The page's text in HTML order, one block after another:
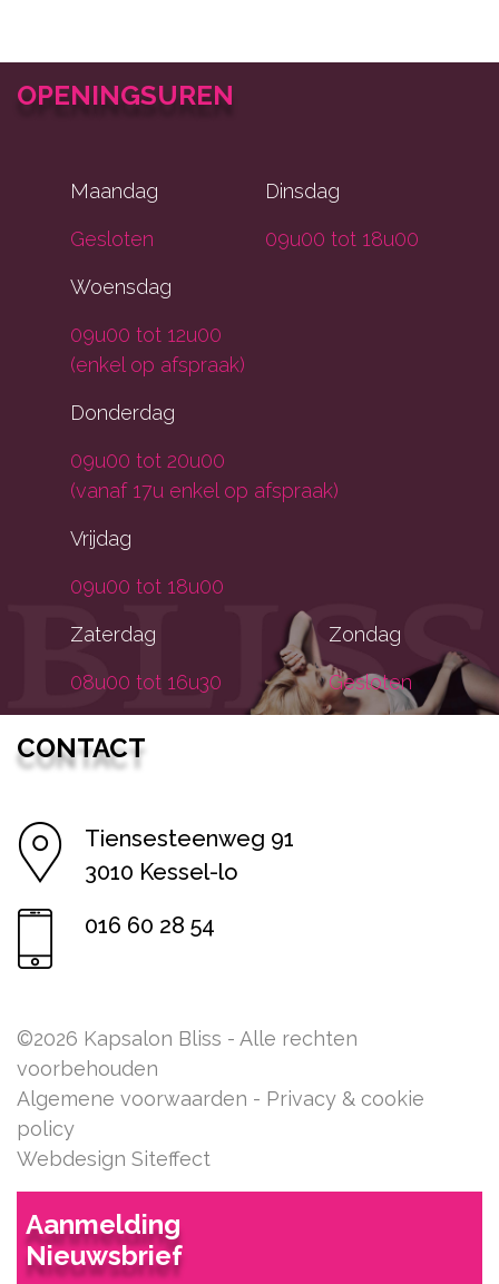
OPENINGSUREN
Maandag
Gesloten
Dinsdag
09u00 tot 18u00
Woensdag
09u00 tot 12u00
(enkel op afspraak)
Donderdag
09u00 tot 20u00
(vanaf 17u enkel op afspraak)
Vrijdag
09u00 tot 18u00
Zaterdag
08u00 tot 16u30
Zondag
Gesloten
CONTACT
Tiensesteenweg 91
3010 Kessel-lo
016 60 28 54
©2026 Kapsalon Bliss - Alle rechten
voorbehouden
Algemene voorwaarden - Privacy & cookie
policy
Webdesign Siteffect
Aanmelding
Nieuwsbrief